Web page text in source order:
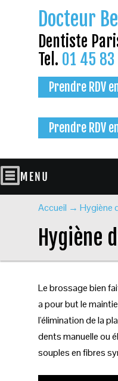
Docteur
Dentiste
Tel. 01 45
Prendre RDV
Prendre RDV
Accueil → Hygiène
Hygiène
Le brossage bien
a pour but le
l'élimination de la
dents manuelle ou
souples en fibres